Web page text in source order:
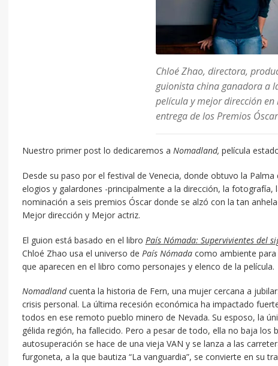
Chloé Zhao, directora,
guionista china ganadora a
película y mejor dirección en
entrega de los Premios Óscar
Nuestro primer post lo dedicaremos a Nomadland, película
Desde su paso por el festival de Venecia, donde obtuvo la
elogios y galardones -principalmente a la dirección, la
nominación a seis premios Óscar donde se alzó con la tan
Mejor dirección y Mejor actriz.
El guion está basado en el libro País Nómada: Supervivientes del
Chloé Zhao usa el universo de País Nómadacomo ambiente para
que aparecen en el libro como personajes y elenco de la película.
Nomadlandcuenta la historia de Fern, una mujer cercana a
crisis personal. La última recesión económica ha impactado
todos en ese remoto pueblo minero de Nevada. Su esposo, la
gélida región, ha fallecido. Pero a pesar de todo, ella no baja los
autosuperación se hace de una vieja VAN y se lanza a las
furgoneta, a la que bautiza “La vanguardia”, se convierte en su